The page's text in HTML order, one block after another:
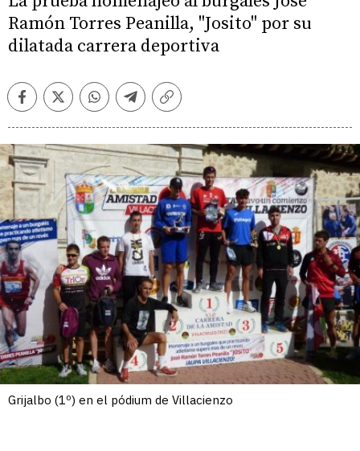
Ramón Torres Peanilla, "Josito" por su
dilatada carrera deportiva
FacebookTwitterWhatsappTelegramCopiar
Grijalbo (1º) en el pódium de Villacienzo